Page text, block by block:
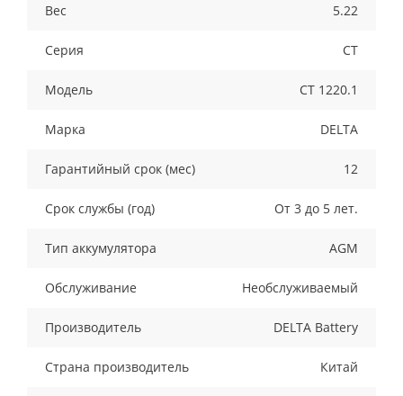
Вес 5.22
Серия CT
Модель CT 1220.1
Марка DELTA
Гарантийный срок (мес) 12
Срок службы (год) От 3 до 5 лет.
Тип аккумулятора AGM
Обслуживание Необслуживаемый
Производитель DELTA Battery
Страна производитель Китай